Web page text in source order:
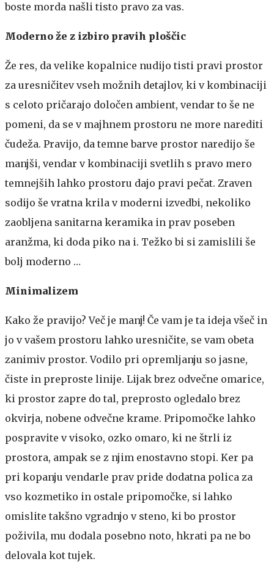
boste morda našli tisto pravo za vas.
Moderno že z izbiro pravih ploščic
Že res, da velike kopalnice nudijo tisti pravi prostor
za uresničitev vseh možnih detajlov, ki v kombinaciji
s celoto pričarajo določen ambient, vendar to še ne
pomeni, da se v majhnem prostoru ne more narediti
čudeža. Pravijo, da temne barve prostor naredijo še
manjši, vendar v kombinaciji svetlih s pravo mero
temnejših lahko prostoru dajo pravi pečat. Zraven
sodijo še vratna krila v moderni izvedbi, nekoliko
zaobljena sanitarna keramika in prav poseben
aranžma, ki doda piko na i. Težko bi si zamislili še
bolj moderno …
Minimalizem
Kako že pravijo? Več je manj! Če vam je ta ideja všeč in
jo v vašem prostoru lahko uresničite, se vam obeta
zanimiv prostor. Vodilo pri opremljanju so jasne,
čiste in preproste linije. Lijak brez odvečne omarice,
ki prostor zapre do tal, preprosto ogledalo brez
okvirja, nobene odvečne krame. Pripomočke lahko
pospravite v visoko, ozko omaro, ki ne štrli iz
prostora, ampak se z njim enostavno stopi. Ker pa
pri kopanju vendarle prav pride dodatna polica za
vso kozmetiko in ostale pripomočke, si lahko
omislite takšno vgradnjo v steno, ki bo prostor
poživila, mu dodala posebno noto, hkrati pa ne bo
delovala kot tujek.